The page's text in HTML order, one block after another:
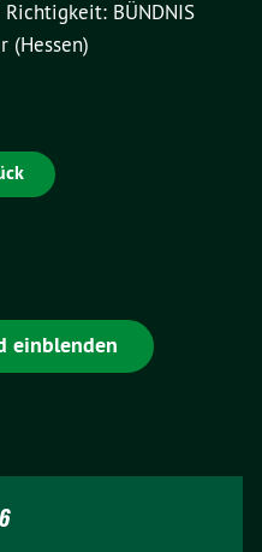
BÜNDNIS
(Hessen)
einblenden